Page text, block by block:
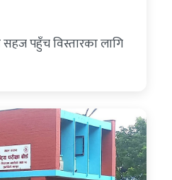
सहज पहुँच विस्तारका लागि